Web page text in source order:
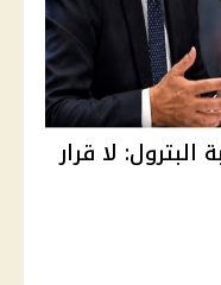
البترول: لا قرار